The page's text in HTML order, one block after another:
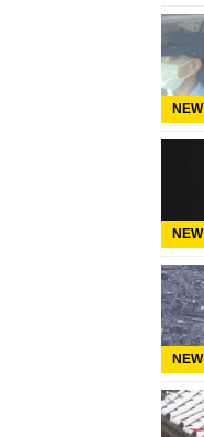
NEW
NEW
NEW